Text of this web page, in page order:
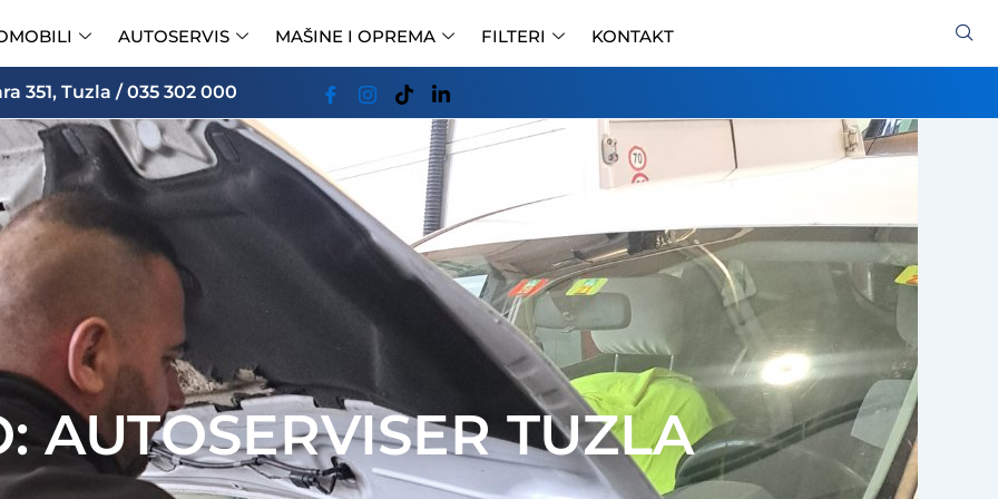
AUTOSERVIS MAŠINE I OPREMA FILTERI KONTAKT
351, Tuzla / 035 302 000
AUTOSERVISER TUZLA